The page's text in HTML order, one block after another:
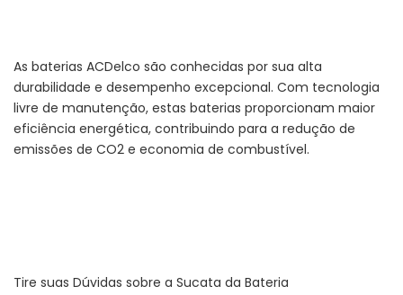
As baterias ACDelco são conhecidas por sua alta
durabilidade e desempenho excepcional. Com tecnologia
livre de manutenção, estas baterias proporcionam maior
eficiência energética, contribuindo para a redução de
emissões de CO2 e economia de combustível.
Tire suas Dúvidas sobre a Sucata da Bateria